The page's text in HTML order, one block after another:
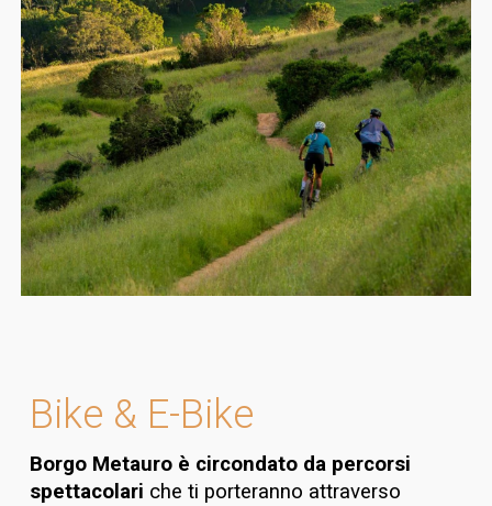
Bike & E-Bike
Borgo Metauro è circondato da percorsi
spettacolari che ti porteranno attraverso